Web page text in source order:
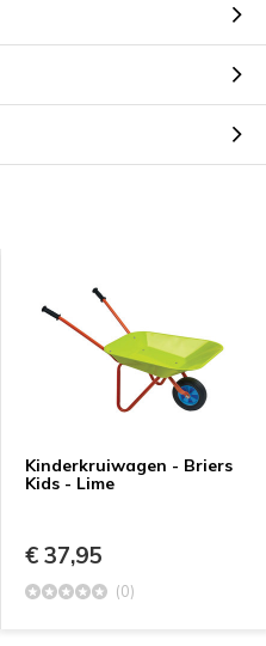
Kinderkruiwagen - Briers
Kids - Lime
€ 37,95
(0)